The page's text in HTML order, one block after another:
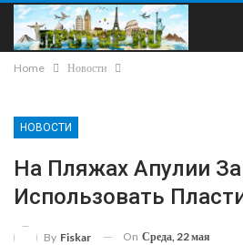
Home Новости
НОВОСТИ
На Пляжах Апулии
Использовать
By Fiskar On Среда, 22 мая